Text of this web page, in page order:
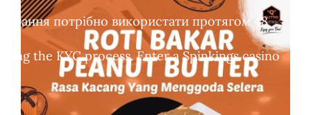
потрібно використати протягом 48
the KYC process. Enter a Spinkings casino